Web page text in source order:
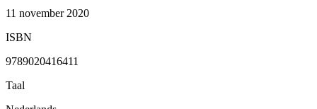
11 november 2020
ISBN
9789020416411
Taal